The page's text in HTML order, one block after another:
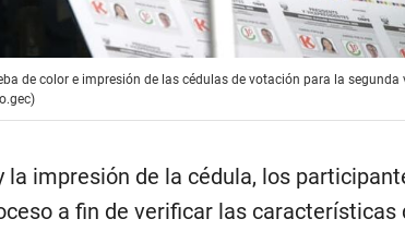
de color e impresión de las cédulas de votación para la segunda
la impresión de la cédula, los
a fin de verificar las características